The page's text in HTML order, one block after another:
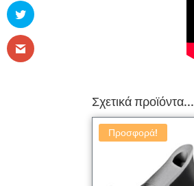
Σχετικά προϊόντα...
Προσφορά!